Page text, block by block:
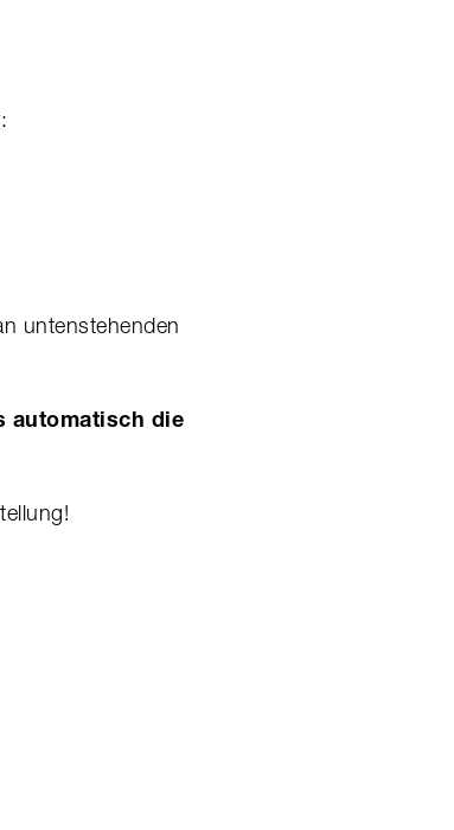
untenstehenden
automatisch die